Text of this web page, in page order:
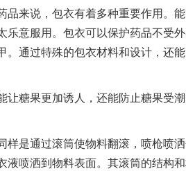
来说，包衣有着多种重要作用。
意服用。包衣可以保护药品不受
通过特殊的包衣材料和设计，还
糖果更加诱人，还能防止糖果受
是通过滚筒使物料翻滚，喷枪喷
喷洒到物料表面。其滚筒的结构